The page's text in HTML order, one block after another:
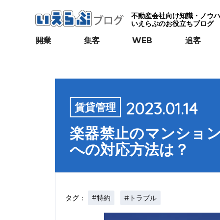
不動産会社向け知識・ノウ
いえらぶのお役立ちブログ
開業 集客 WEB 追客
賃貸管理 2023.01.14
楽器禁止のマンショ
への対応方法は？
タグ： #特約 #トラブル